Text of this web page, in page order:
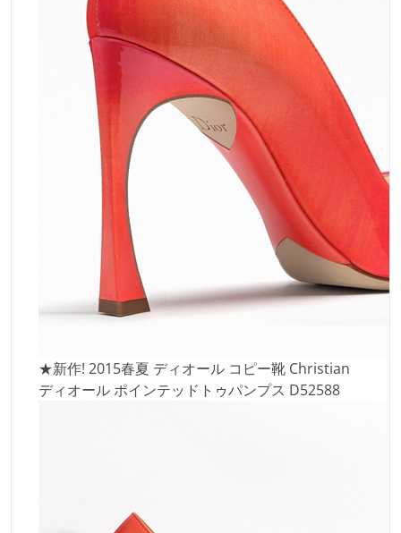
★新作! 2015春夏 ディオール コピー靴 Christian
ディオール ポインテッドトゥパンプス D52588